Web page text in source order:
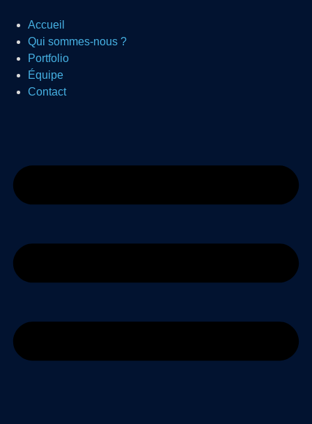
Accueil
Qui sommes-nous ?
Portfolio
Équipe
Contact